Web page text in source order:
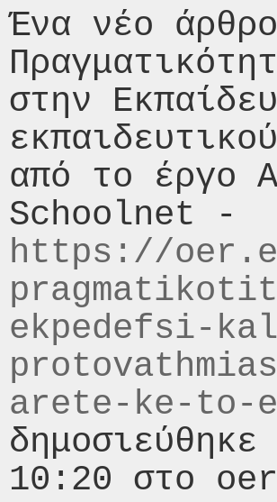
Ένα νέο
στην
από τo έργο
https://
ekpedefsi-
arete-ke-to-
10:20 στο